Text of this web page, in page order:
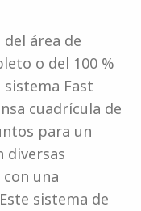
área de
o del 100 %
sistema Fast
cuadrícula de
para un
diversas
una
sistema de